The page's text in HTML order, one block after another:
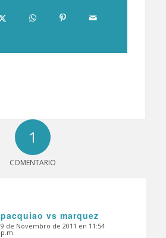
1
COMENTARIO
pacquiao vs marquez
Dice:
9 de Novembro de 2011 en 11:54
p.m.